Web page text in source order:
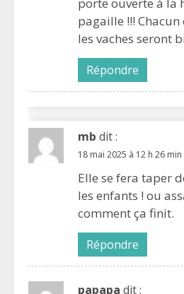
pagaille !!!
les vaches seront
Répondre
mb dit :
18 mai 2025 à 12 h 26 min
Elle se fera taper
les enfants ! ou
comment ça finit.
Répondre
papapa dit :